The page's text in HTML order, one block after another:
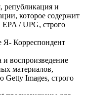
републикация и
которое содержит
/ UPG, строго
Я- Корреспондент
воспроизведение
материалов,
Getty Images, строго